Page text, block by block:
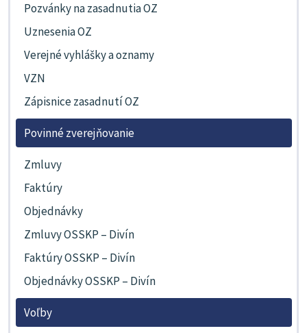
Pozvánky na zasadnutia OZ
Uznesenia OZ
Verejné vyhlášky a oznamy
VZN
Zápisnice zasadnutí OZ
Povinné zverejňovanie
Zmluvy
Faktúry
Objednávky
Zmluvy OSSKP – Divín
Faktúry OSSKP – Divín
Objednávky OSSKP – Divín
Voľby